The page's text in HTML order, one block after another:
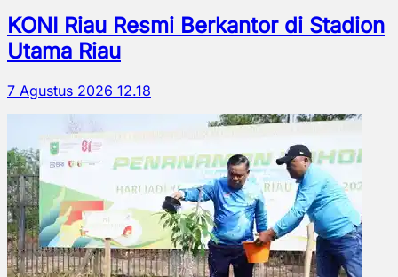
KONI Riau Resmi Berkantor di Stadion
Utama Riau
7 Agustus 2026 12.18